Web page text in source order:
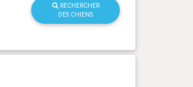
RECHERCHER
DES CHIENS